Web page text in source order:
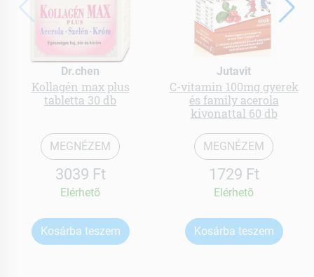
Dr.chen
Kollagén max plus
tabletta 30 db
MEGNÉZEM
3039 Ft
Elérhetõ
Kosárba teszem
Jutavit
C-vitamin 100mg gyerek
és family acerola
kivonattal 60 db
MEGNÉZEM
1729 Ft
Elérhetõ
Kosárba teszem